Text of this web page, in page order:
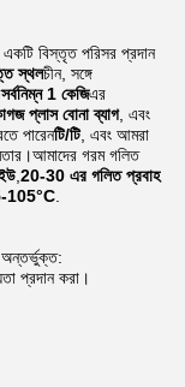
বিস্তৃত পরিসর প্রদান
স্থলচীন, সঙ্গে
সর্বনিম্ন 1 কেজিএর
প্লাস বোনা ব্যাগ, এবং
পারেনটি/টি, এবং আমরা
গরম গলিত
,20-30 এর গলিত প্রবাহ
105°C
অন্তর্ভুক্ত:
প্রদান করা।